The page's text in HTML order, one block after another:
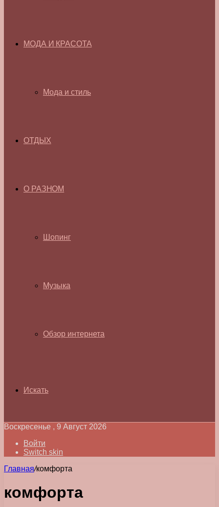
МОДА И КРАСОТА
Мода и стиль
ОТДЫХ
О РАЗНОМ
Шопинг
Музыка
Обзор интернета
Искать
Воскресенье , 9 Август 2026
Войти
Switch skin
Главная/комфорта
комфорта